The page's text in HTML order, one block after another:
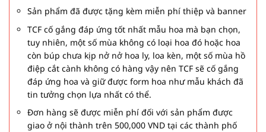
Sản phẩm đã được tặng kèm miễn phí thiệp và banner
TCF cố gắng đáp ứng tốt nhất mẫu hoa mà bạn chọn,
tuy nhiên, một số mùa không có loại hoa đó hoặc hoa
còn búp chưa kịp nở nở hoa ly, loa kèn, một số mùa hồ
điệp cắt cành không có hàng vậy nên TCF sẽ cố gắng
đáp ứng hoa và giữ được form hoa như mẫu khách đã
tin tưởng chọn lựa nhất có thể.
Đơn hàng sẽ được miễn phí đối với sản phẩm được
giao ở nội thành trên 500,000 VND tại các thành phố